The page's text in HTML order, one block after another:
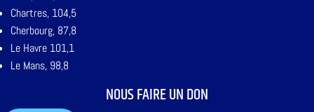
Chartres, 104,5
Cherbourg, 87,8
Le Havre 101,1
Le Mans, 98,8
NOUS FAIRE UN DON